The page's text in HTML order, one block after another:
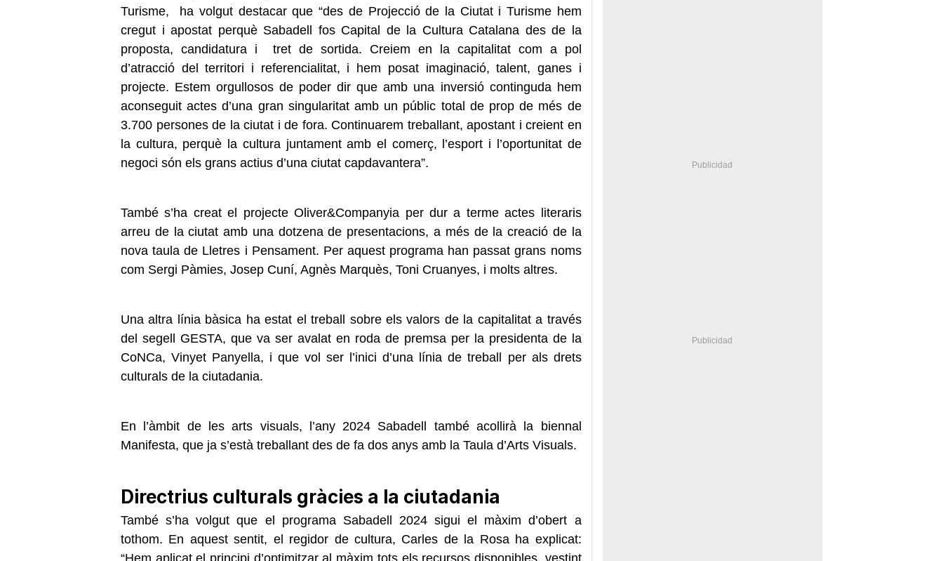
Turisme, ha volgut destacar que “des de Projecció de la Ciutat i Turisme hem
cregut i apostat perquè Sabadell fos Capital de la Cultura Catalana des de la
proposta, candidatura i tret de sortida. Creiem en la capitalitat com a pol
d’atracció del territori i referencialitat, i hem posat imaginació, talent, ganes i
projecte. Estem orgullosos de poder dir que amb una inversió continguda hem
aconseguit actes d’una gran singularitat amb un públic total de prop de més de
3.700 persones de la ciutat i de fora. Continuarem treballant, apostant i creient en
la cultura, perquè la cultura juntament amb el comerç, l’esport i l’oportunitat de
negoci són els grans actius d’una ciutat capdavantera”.
També s’ha creat el projecte Oliver&Companyia per dur a terme actes literaris
arreu de la ciutat amb una dotzena de presentacions, a més de la creació de la
nova taula de Lletres i Pensament. Per aquest programa han passat grans noms
com Sergi Pàmies, Josep Cuní, Agnès Marquès, Toni Cruanyes, i molts altres.
Una altra línia bàsica ha estat el treball sobre els valors de la capitalitat a través
del segell GESTA, que va ser avalat en roda de premsa per la presidenta de la
CoNCa, Vinyet Panyella, i que vol ser l’inici d’una línia de treball per als drets
culturals de la ciutadania.
En l’àmbit de les arts visuals, l’any 2024 Sabadell també acollirà la biennal
Manifesta, que ja s’està treballant des de fa dos anys amb la Taula d’Arts Visuals.
Directrius culturals gràcies a la ciutadania
També s’ha volgut que el programa Sabadell 2024 sigui el màxim d’obert a
tothom. En aquest sentit, el regidor de cultura, Carles de la Rosa ha explicat:
“Hem aplicat el principi d’optimitzar al màxim tots els recursos disponibles, vestint